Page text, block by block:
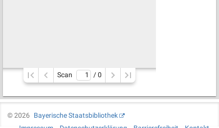
Scan / 0
©2026
Bayerische Staatsbibliothek